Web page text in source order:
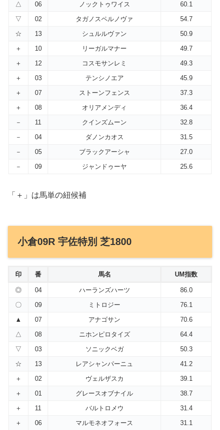
△
06 ノックトゥワイス
60.1
▽
02 タガノスペルノヴァ
54.7
☆
13 シュルルヴァン
50.9
＋
10 リーガルマナー
49.7
＋
12 コスモサンレミ
49.3
＋
03 テンシノエア
45.9
＋
07 ストーンフェンス
37.3
＋
08 オリアメンディ
36.4
－
11 クインズムーン
32.8
－
04 ダノンカオス
31.5
－
05 ブラックアーシャ
27.0
－
09 ジャンドゥーヤ 25.6
「＋」は馬単の紐候補
小倉09R 宇佐特別 芝1800
印 番 馬名 UM指数
◎ 04 ハーランズハーツ
86.0
〇
09 ミトロジー
76.1
▲
07 アナゴサン
70.6
△
08 ニホンピロタイズ
64.4
▽
03 ソニックベガ
50.3
☆
13 レアシャンパーニュ
41.2
＋
02 ヴェルザスカ
39.1
＋
01 グレースオブナイル
38.7
＋
11 バルトロメウ
31.4
＋
06 マルモネオフォース 31.1